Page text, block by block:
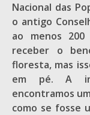
Nacional das
o antigo
ao menos
receber o
floresta, mas
em pé. A
encontramos
como se fosse